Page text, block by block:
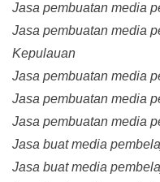
Jasa pembuatan media
Jasa pembuatan media
Kepulauan
Jasa pembuatan media
Jasa pembuatan media
Jasa pembuatan media
Jasa buat media
Jasa buat media